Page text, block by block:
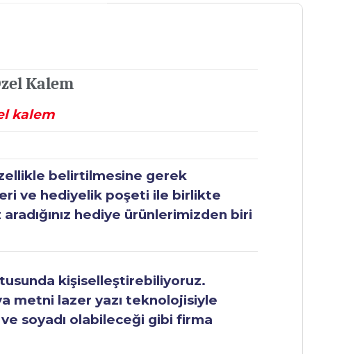
Kalem
kalem
belirtilmesine gerek
ve hediyelik poşeti ile birlikte
hediye ürünlerimizden biri
kişiselleştirebiliyoruz.
metni lazer yazı teknolojisiyle
soyadı olabileceği gibi firma